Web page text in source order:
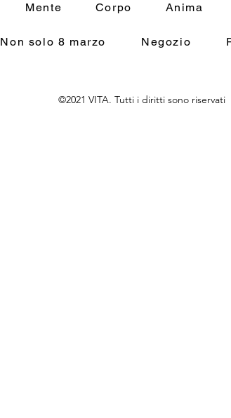
Mente Corpo Anima
Non solo 8 marzo Negozio
©2021 VITA. Tutti i diritti sono riservati